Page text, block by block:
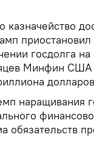
казначейство
приостановил
госдолга
Минфин США
наращивания
обязательств